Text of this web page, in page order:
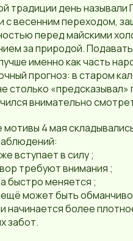
традиции день называли
с весенним переходом,
перед майскими
за природой.
именно как часть
прогноз: в старом
столько «предсказывал»
внимательно
4 мая
вступает в силу ;
требуют внимания ;
быстро меняется ;
ещё может быть
начинается более
забот.